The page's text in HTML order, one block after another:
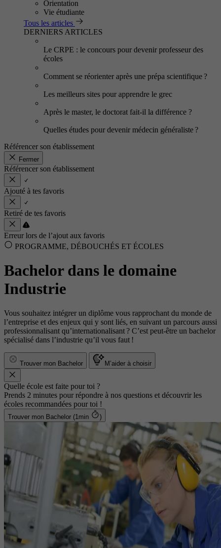
Orientation
Vie étudiante
Tous les articles
DERNIERS ARTICLES
Le CRPE : le concours pour devenir professeur des
écoles
Comment se réorienter après une prépa scientifique ?
Les meilleurs sites pour apprendre le grec
Après le master, le doctorat fait-il la différence ?
Quelles études pour devenir médecin généraliste ?
Référencer son établissement
Fermer
Référencer son établissement
Ajouté à tes favoris
Retiré de tes favoris
Erreur lors de l’ajout aux favoris
PROGRAMME, DÉBOUCHÉS ET ÉCOLES
Bachelor dans le domaine
Industrie
Vous souhaitez intégrer un diplôme vous rapprochant du monde de
l’entreprise et des enjeux qui y sont liés, en suivant un parcours aussi
professionnalisant qu’internationalisant ? C’est peut-être un bachelor
spécialisé dans l’industrie qu’il vous faut !
Trouver mon Bachelor M’aider à choisir
Quelle école est faite pour toi ?
Prends 2 minutes pour répondre à nos questions et découvrir les
écoles recommandées pour toi !
Trouver mon Bachelor (1min )